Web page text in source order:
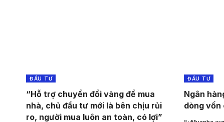
ĐẦU TƯ
“Hỗ trợ chuyển đổi vàng để mua
nhà, chủ đầu tư mới là bên chịu rủi
ro, người mua luôn an toàn, có lợi”
ĐẦU TƯ
Ngân
dòng vốn